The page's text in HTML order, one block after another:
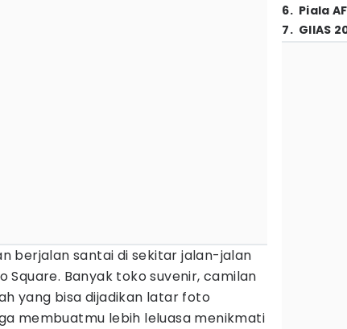
berjalan santai di sekitar jalan-jalan
Square. Banyak toko suvenir, camilan
yang bisa dijadikan latar foto
membuatmu lebih leluasa menikmati
6. Piala
7. GIIAS